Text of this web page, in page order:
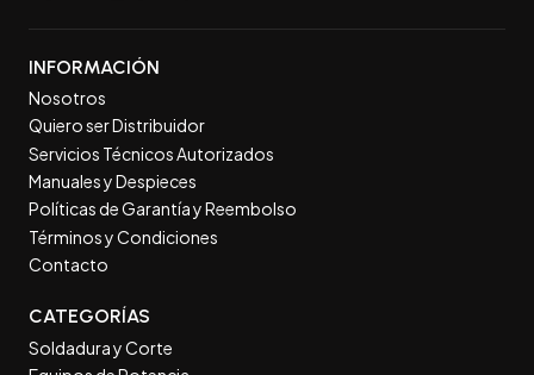
INFORMACIÓN
Nosotros
Quiero ser Distribuidor
Servicios Técnicos Autorizados
Manuales y Despieces
Políticas de Garantía y Reembolso
Términos y Condiciones
Contacto
CATEGORÍAS
Soldadura y Corte